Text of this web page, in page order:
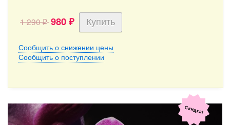
1 290₽ 980 ₽
Сообщить о снижении цены
Сообщить о поступлении
Скидка!